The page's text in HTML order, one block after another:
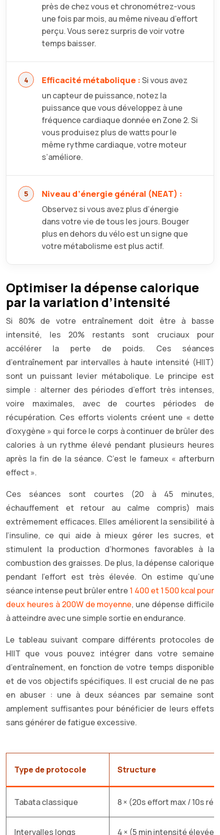
près de chez vous et chronométrez-vous
une fois par mois, au même niveau d’effort
perçu. Vous serez surpris de voir votre
temps baisser.
Efficacité métabolique :Si vous avez
un capteur de puissance, notez la
puissance que vous développez à une
fréquence cardiaque donnée en Zone 2. Si
vous produisez plus de watts pour le
même rythme cardiaque, votre moteur
s’améliore.
Niveau d’énergie général (NEAT) :
Observez si vous avez plus d’énergie
dans votre vie de tous les jours. Bouger
plus en dehors du vélo est un signe que
votre métabolisme est plus actif.
Optimiser la dépense calorique
par la variation d’intensité
Si 80% de votre entraînement doit être à basse
intensité, les 20% restants sont cruciaux pour
accélérer la perte de poids. Ces séances
d’entraînement par intervalles à haute intensité (HIIT)
sont un puissant levier métabolique. Le principe est
simple : alterner des périodes d’effort très intenses,
voire maximales, avec de courtes périodes de
récupération. Ces efforts violents créent une « dette
d’oxygène » qui force le corps à continuer de brûler des
calories à un rythme élevé pendant plusieurs heures
après la fin de la séance. C’est le fameux « afterburn
effect ».
Ces séances sont courtes (20 à 45 minutes,
échauffement et retour au calme compris) mais
extrêmement efficaces. Elles améliorent la sensibilité à
l’insuline, ce qui aide à mieux gérer les sucres, et
stimulent la production d’hormones favorables à la
combustion des graisses. De plus, la dépense calorique
pendant l’effort est très élevée. On estime qu’une
séance intense peut brûler entre 1 400 et 1 500 kcal pour
deux heures à 200W de moyenne, une dépense difficile
à atteindre avec une simple sortie en endurance.
Le tableau suivant compare différents protocoles de
HIIT que vous pouvez intégrer dans votre semaine
d’entraînement, en fonction de votre temps disponible
et de vos objectifs spécifiques. Il est crucial de ne pas
en abuser : une à deux séances par semaine sont
amplement suffisantes pour bénéficier de leurs effets
sans générer de fatigue excessive.
Type de protocole Structure
Tabata classique 8 × (20s effort max / 10s
Intervalles longs 4 × (5 min intensité élevée